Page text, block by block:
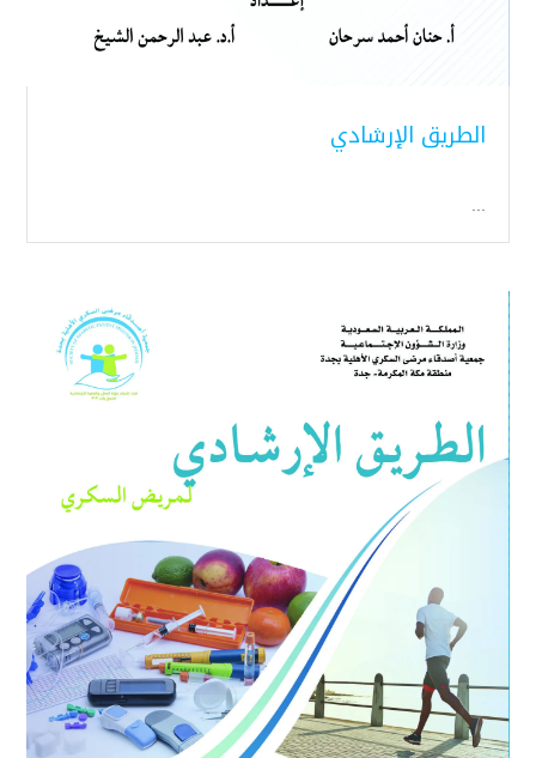
الطريق الإرشادي